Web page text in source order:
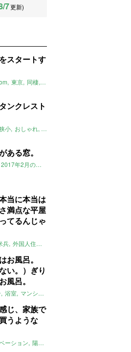
7更新)
スタートす
東京 同棲 保険付き
ンクレスト
小 おしゃれ 2017年2月のおすすめ
ある窓。
2017年2月のおすすめ
当に本当は
満点な平屋
てるんじゃ
兵 外国人住宅
お風呂。
い。）ぎり
風呂。
浴室 マンション
じ、家族で
うような
ーション 陽だまり